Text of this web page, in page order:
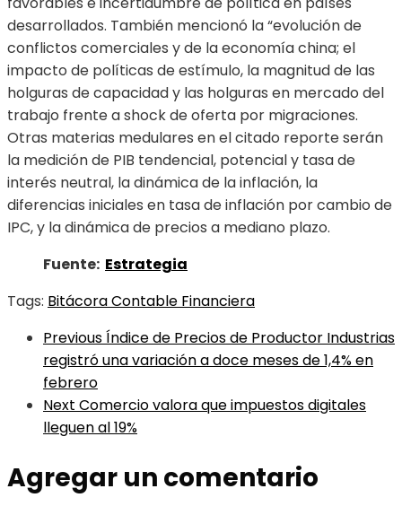
desarrollados. También mencionó la “evolución de
conflictos comerciales y de la economía china; el
impacto de políticas de estímulo, la magnitud de las
holguras de capacidad y las holguras en mercado del
trabajo frente a shock de oferta por migraciones.
Otras materias medulares en el citado reporte serán
la medición de PIB tendencial, potencial y tasa de
interés neutral, la dinámica de la inflación, la
diferencias iniciales en tasa de inflación por cambio de
IPC, y la dinámica de precios a mediano plazo.
Fuente: Estrategia
Tags: Bitácora Contable Financiera
PreviousÍndice de Precios de Productor Industrias
registró una variación a doce meses de 1,4% en
febrero
Next Comercio valora que impuestos digitales
lleguen al 19%
Agregar un comentario